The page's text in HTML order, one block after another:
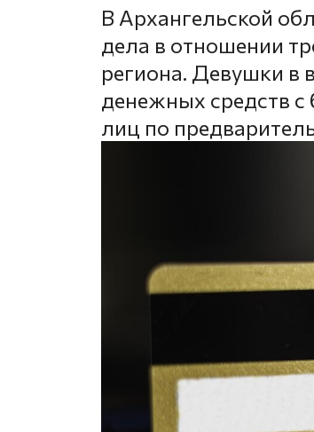
В Архангельской
дела в отношении
региона. Девушки в
денежных средств с
лиц по